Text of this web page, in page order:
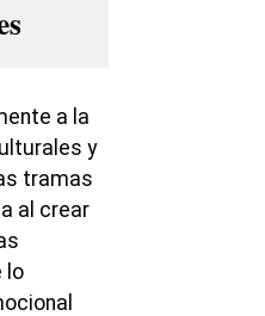
a la
y
tramas
al crear
lo